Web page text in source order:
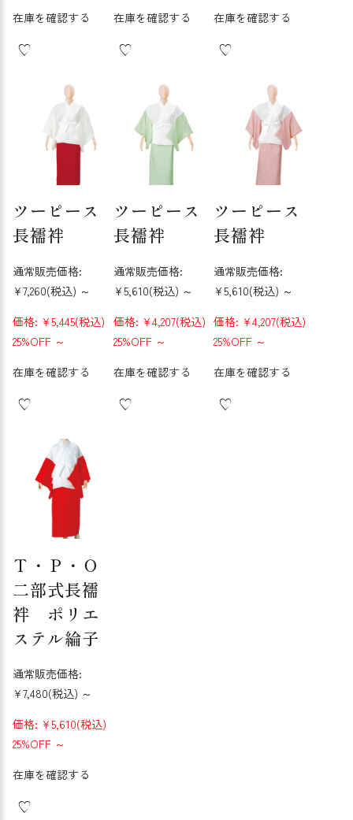
在庫を確認する
在庫を確認する
在庫を確認する
ツーピース
長襦袢
通常販売価格:
¥7,260(税込) ～
価格: ¥5,445(税込)
25%OFF ～
在庫を確認する
ツーピース
長襦袢
通常販売価格:
¥5,610(税込) ～
価格: ¥4,207(税込)
25%OFF ～
在庫を確認する
ツーピース
長襦袢
通常販売価格:
¥5,610(税込) ～
価格: ¥4,207(税込)
25%OFF ～
在庫を確認する
Ｔ・Ｐ・Ｏ
二部式長襦
袢 ポリエ
ステル綸子
通常販売価格:
¥7,480(税込) ～
価格: ¥5,610(税込)
25%OFF ～
在庫を確認する